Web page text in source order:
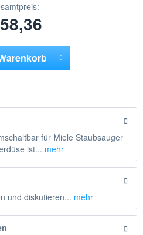
für Miele Staubsauger
ist... mehr
und diskutieren... mehr